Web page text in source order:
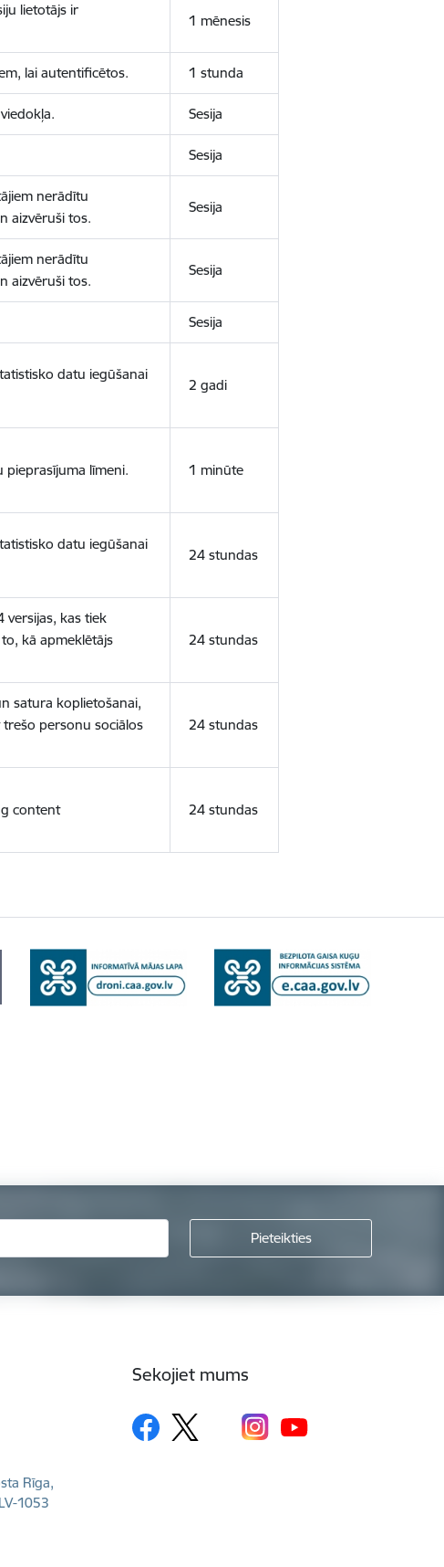
lietotājs ir
1 mēnesis
lai autentificētos. 1 stunda
Sesija
Sesija
nerādītu
aizvēruši tos.
Sesija
nerādītu
aizvēruši tos.
Sesija
Sesija
datu iegūšanai
2 gadi
pieprasījuma līmeni. 1 minūte
datu iegūšanai
24 stundas
versijas, kas tiek
kā apmeklētājs
24 stundas
satura koplietošanai,
personu sociālos
24 stundas
content 24 stundas
Rīga,
1053
Sekojiet mums